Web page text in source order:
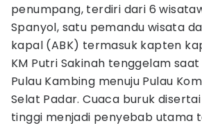
penumpang, terdiri dari 6
Spanyol, satu pemandu wisata
kapal (ABK) termasuk kapten
KM Putri Sakinah tenggelam
Pulau Kambing menuju Pulau
Selat Padar. Cuaca buruk
tinggi menjadi penyebab utama